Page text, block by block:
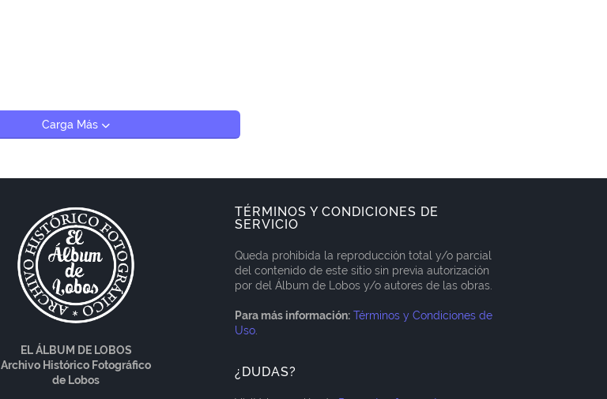
Carga Más
EL ÁLBUM DE LOBOS
Archivo Histórico Fotográfico
de Lobos
TÉRMINOS Y CONDICIONES DE
SERVICIO
Queda prohibida la reproducción total y/o parcial
del contenido de este sitio sin previa autorización
por del Álbum de Lobos y/o autores de las obras.
Para más información: Términos y Condiciones de
Uso
¿DUDAS?